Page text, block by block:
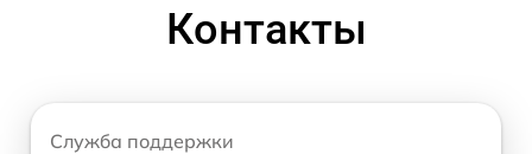
Контакты
Служба поддержки